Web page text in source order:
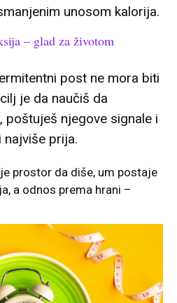
unosom kalorija.
– glad za životom
post ne mora biti
je da naučiš da
poštuješ njegove signale i
prija.
prostor da diše, um postaje
a odnos prema hrani –